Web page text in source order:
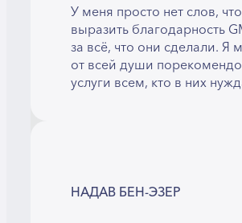
У меня просто нет слов,
выразить благодарность
за всё, что они сделали. Я
от всей души
услуги всем, кто в них
НАДАВ БЕН-ЭЗЕР